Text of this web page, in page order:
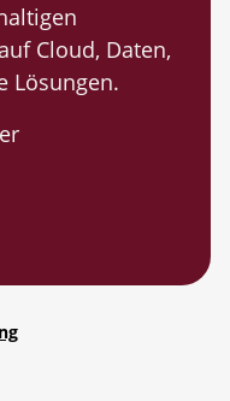
Cloud, Daten,
Lösungen.